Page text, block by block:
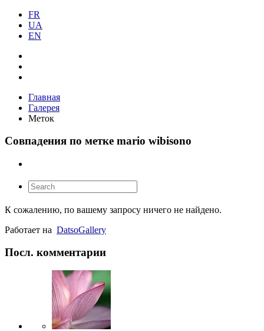
FR
UA
EN
Главная
Галерея
Меток
Совпадения по метке mario wibisono
К сожалению, по вашему запросу ничего не найдено.
Работает на DatsoGallery
Посл. комментарии